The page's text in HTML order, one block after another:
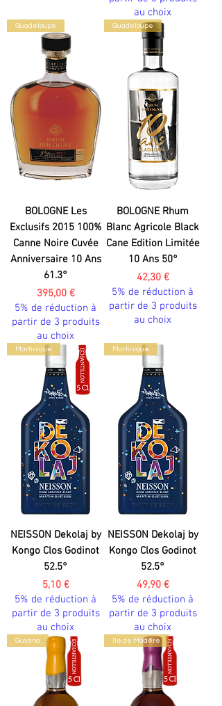
au choix
Guadeloupe
BOLOGNE Les
Exclusifs 2015 100%
Canne Noire Cuvée
Anniversaire 10 Ans
61.3°
Prix
395,00 €
5% de réduction à
partir de 3 produits
au choix
Guadeloupe
BOLOGNE Rhum
Blanc Agricole Black
Cane Edition Limitée
10 Ans 50°
Prix
42,30 €
5% de réduction à
partir de 3 produits
au choix
Martinique
NEISSON Dekolaj by
Kongo Clos Godinot
52.5°
Prix
5,10 €
5% de réduction à
partir de 3 produits
au choix
Martinique
NEISSON Dekolaj by
Kongo Clos Godinot
52.5°
Prix
49,90 €
5% de réduction à
partir de 3 produits
au choix
Guyana Ile de Madère